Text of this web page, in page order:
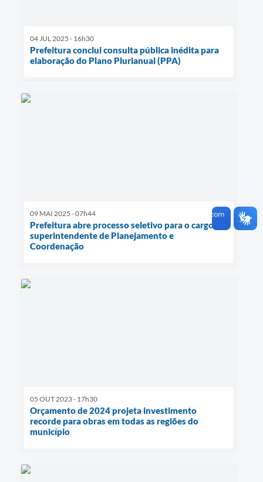
04 JUL 2025 - 16h30
Prefeitura conclui consulta pública inédita para
elaboração do Plano Plurianual (PPA)
09 MAI 2025 - 07h44
Prefeitura abre processo seletivo para o cargo de
superintendente de Planejamento e
Coordenação
05 OUT 2023 - 17h30
Orçamento de 2024 projeta investimento
recorde para obras em todas as regiões do
município